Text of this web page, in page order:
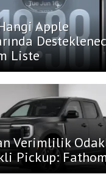
Apple
Liste
Verimlilik
Pickup: